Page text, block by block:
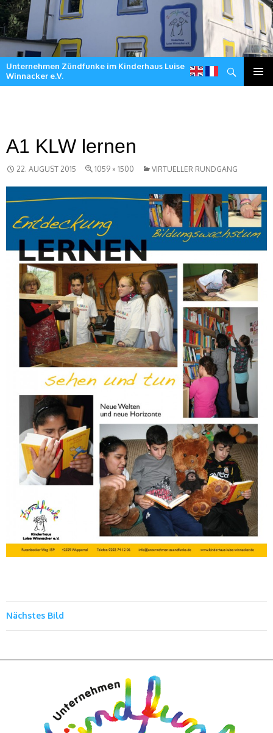
Unternehmen Zündfunke im Kinderhaus Luise
Winnacker e.V.
Suchen
A1 KLW lernen
22. AUGUST 2015 1059 × 1500 VIRTUELLER RUNDGANG
Nächstes Bild